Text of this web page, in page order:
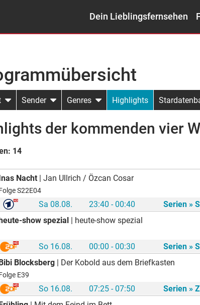
Dein Lieblingsfernsehen
Sender Genres Highlights
der kommenden vier
14
Nacht | Jan Ullrich / Özcan Cosar
S22E04
Sa 08.08. 23:40 - 00:40 Serien »
show spezial | heute-show spezial
So 16.08. 00:00 - 00:30 Serien »
Blocksberg | Der Kobold aus dem Briefkasten
E39
So 16.08. 07:25 - 07:50 Serien »